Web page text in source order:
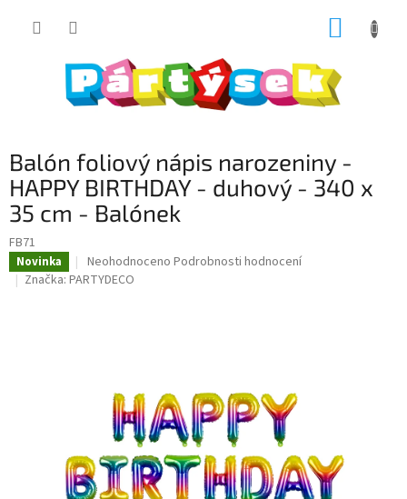
Balón foliový nápis narozeniny -
HAPPY BIRTHDAY - duhový - 340 x
35 cm - Balónek
FB71
Novinka
Průměrné
hodnocení
Neohodnoceno Podrobnosti hodnocení
Značka: PARTYDECO